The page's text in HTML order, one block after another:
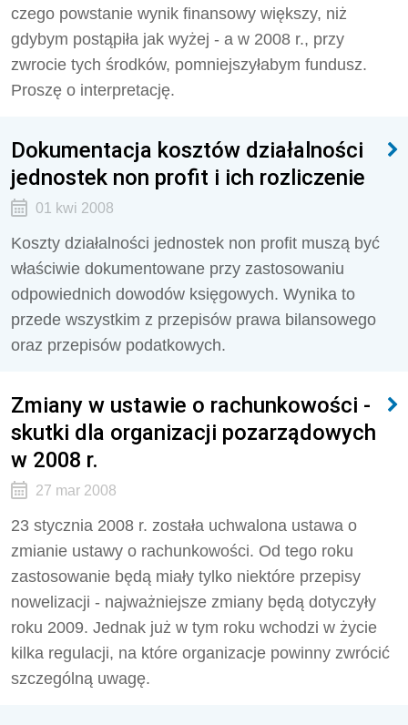
czego powstanie wynik finansowy większy, niż
gdybym postąpiła jak wyżej - a w 2008 r., przy
zwrocie tych środków, pomniejszyłabym fundusz.
Proszę o interpretację.
Dokumentacja kosztów działalności
jednostek non profit i ich rozliczenie
01 kwi 2008
Koszty działalności jednostek non profit muszą być
właściwie dokumentowane przy zastosowaniu
odpowiednich dowodów księgowych. Wynika to
przede wszystkim z przepisów prawa bilansowego
oraz przepisów podatkowych.
Zmiany w ustawie o rachunkowości -
skutki dla organizacji pozarządowych
w 2008 r.
27 mar 2008
23 stycznia 2008 r. została uchwalona ustawa o
zmianie ustawy o rachunkowości. Od tego roku
zastosowanie będą miały tylko niektóre przepisy
nowelizacji - najważniejsze zmiany będą dotyczyły
roku 2009. Jednak już w tym roku wchodzi w życie
kilka regulacji, na które organizacje powinny zwrócić
szczególną uwagę.